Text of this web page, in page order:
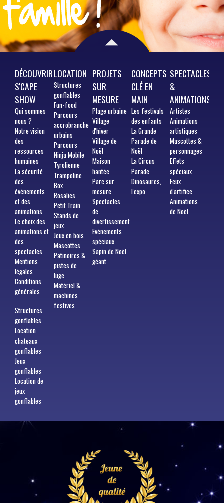
DÉCOUVRIR
S'CAPE
SHOW
Quisommes
nous ?
Notre vision
des
ressources
humaines
La sécurité
des
événements
et des
animations
Le choix des
animations et
des
spectacles
Mentions
légales
Conditions
générales
Structures
gonflables
Location
chateaux
gonflables
Jeux
gonflables
Location de
jeux
gonflables
LOCATION
Structures
gonflables
Fun-food
Parcours
accrobranche
urbains
Parcours
Ninja Mobile
Tyrolienne
Trampoline
Box
Rosalies
Petit Train
Stands de
jeux
Jeux en bois
Mascottes
Patinoires &
pistes de
luge
Matériel &
machines
festives
PROJETS
SUR
MESURE
Plage urbaine
Village
d'hiver
Village de
Noël
Maison
hantée
Parc sur
mesure
Spectacles
de
divertissement
Evénements
spéciaux
Sapin de Noël
géant
CONCEPTS
CLÉ EN
MAIN
Les festivals
des enfants
La Grande
Parade de
Noël
La Circus
Parade
Dinosaures,
l'expo
SPECTACLES
&
ANIMATIONS
Artistes
Animations
artistiques
Mascottes &
personnages
Effets
spéciaux
Feux
d'artifice
Animations
de Noël